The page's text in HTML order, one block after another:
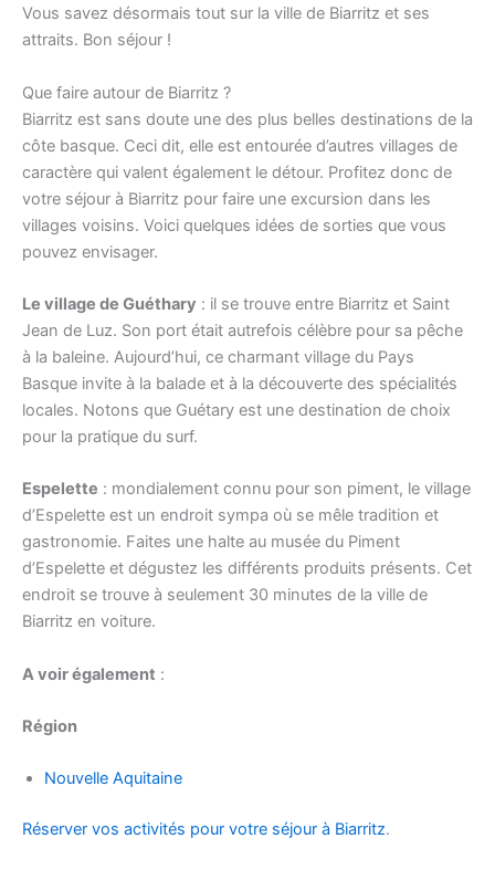
Vous savez désormais tout sur la ville de Biarritz et ses
attraits. Bon séjour !
Que faire autour de Biarritz ?
Biarritz est sans doute une des plus belles destinations de la
côte basque. Ceci dit, elle est entourée d’autres villages de
caractère qui valent également le détour. Profitez donc de
votre séjour à Biarritz pour faire une excursion dans les
villages voisins. Voici quelques idées de sorties que vous
pouvez envisager.
Le village de Guéthary : il se trouve entre Biarritz et Saint
Jean de Luz. Son port était autrefois célèbre pour sa pêche
à la baleine. Aujourd’hui, ce charmant village du Pays
Basque invite à la balade et à la découverte des spécialités
locales. Notons que Guétary est une destination de choix
pour la pratique du surf.
Espelette : mondialement connu pour son piment, le village
d’Espelette est un endroit sympa où se mêle tradition et
gastronomie. Faites une halte au musée du Piment
d’Espelette et dégustez les différents produits présents. Cet
endroit se trouve à seulement 30 minutes de la ville de
Biarritz en voiture.
A voir également :
Région
Nouvelle Aquitaine
Réserver vos activités pour votre séjour à Biarritz.